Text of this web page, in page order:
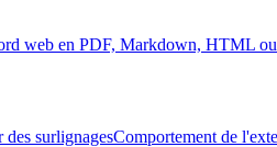
web en PDF, Markdown, HTML
des surlignagesComportement de